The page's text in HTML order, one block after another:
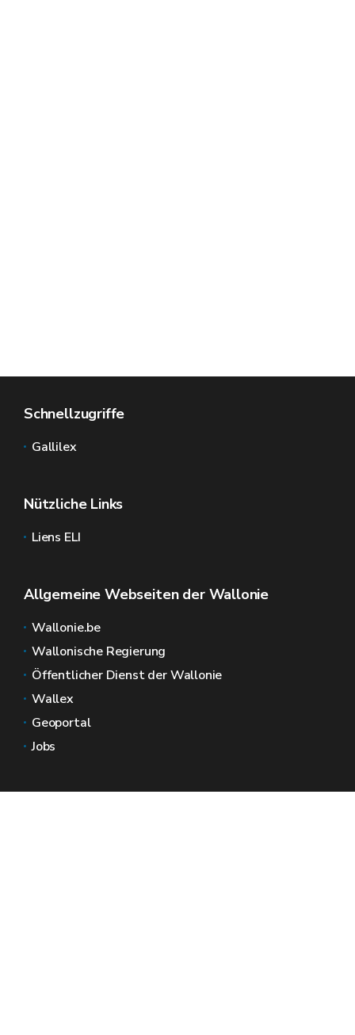
Schnellzugriffe
Gallilex
Nützliche Links
Liens ELI
Allgemeine Webseiten der Wallonie
Wallonie.be
Wallonische Regierung
Öffentlicher Dienst der Wallonie
Wallex
Geoportal
Jobs